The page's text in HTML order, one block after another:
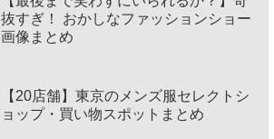
抜すぎ！ おかしなファッションショー
画像まとめ
【20店舗】東京のメンズ服セレクトシ
ョップ・買い物スポットまとめ